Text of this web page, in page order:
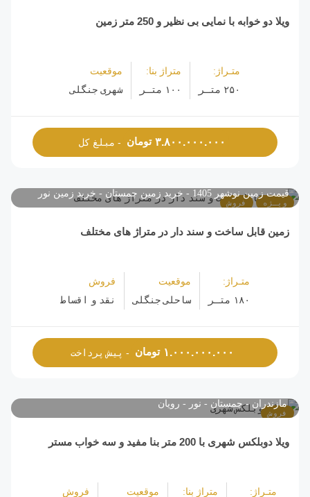
ویلا دو خوابه با نمایی بی نظیر و 250 متر زمین
متـراژ:
۲۵۰ متـر
متراژ بنا:
۱۰۰ متـر
موقعیت
شهری جنگلی
۳.۸۰۰.۰۰۰.۰۰۰ تومان - مبلغ کل
ویـژه فروش
قیمت زمین نوشهر 1405
خرید زمین چمستان خرید زمین نور
زمین قابل ساخت و سند دار در متراژ های مختلف
متـراژ:
۱۸۰ متـر
موقعیت
ساحلی جنگلی
فروش
نقد و اقساط
۱.۰۰۰.۰۰۰.۰۰۰ تومان - پیش پرداخت
فروش
مازندران چمستان نور رویان
ویلا دوبلکس شهری با 200 متر بنا مفید و سه خواب مستر
متـراژ: متراژ بنا: موقعیت فروش